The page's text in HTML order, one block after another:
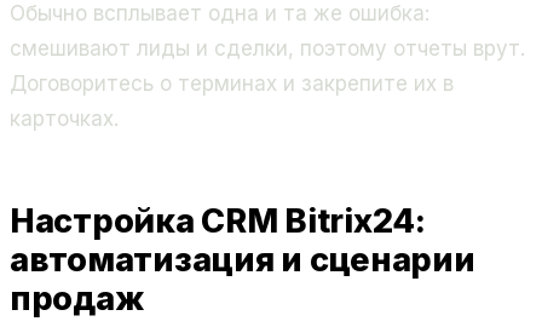
Обычно всплывает одна и та же ошибка:
смешивают лиды и сделки, поэтому отчеты врут.
Договоритесь о терминах и закрепите их в
карточках.
Настройка CRM Bitrix24:
автоматизация и сценарии
продаж